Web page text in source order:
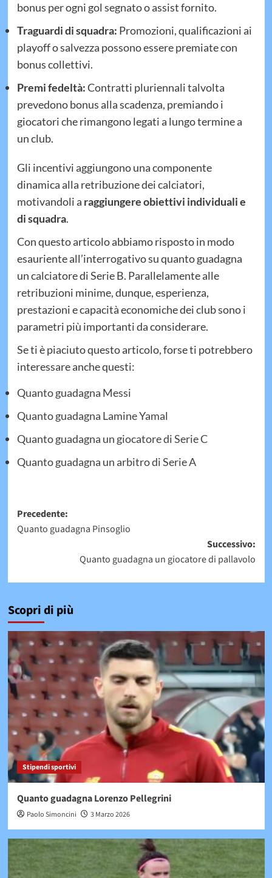
bonus per ogni gol segnato o assist fornito.
Traguardi di squadra: Promozioni, qualificazioni ai
playoff o salvezza possono essere premiate con
bonus collettivi.
Premi fedeltà:Contratti pluriennali talvolta
prevedono bonus alla scadenza, premiando i
giocatori che rimangono legati a lungo termine a
un club.
Gli incentivi aggiungono una componente
dinamica alla retribuzione dei calciatori,
motivandoli a raggiungere obiettivi individuali e
di squadra.
Con questo articolo abbiamo risposto in modo
esauriente all’interrogativo su quanto guadagna
un calciatore di Serie B. Parallelamente alle
retribuzioni minime, dunque, esperienza,
prestazioni e capacità economiche dei club sono i
parametri più importanti da considerare.
Se ti è piaciuto questo articolo, forse ti potrebbero
interessare anche questi:
Quanto guadagna Messi
Quanto guadagna Lamine Yamal
Quanto guadagna un giocatore di Serie C
Quanto guadagna un arbitro di Serie A
Navigazione
articolo
Precedente:
Quanto guadagna Pinsoglio
Successivo:
Quanto guadagna un giocatore di pallavolo
Scopri di più
Stipendi sportivi
Quanto guadagna Lorenzo Pellegrini
Paolo Simoncini 3 Marzo 2026